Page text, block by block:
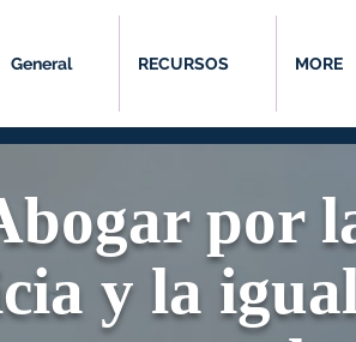
General RECURSOS MORE
por
y la